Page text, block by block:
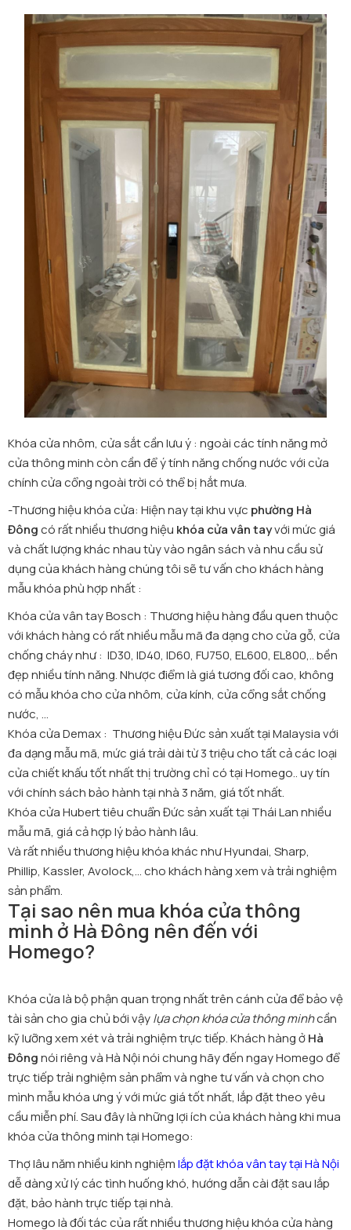
Khóa cửa nhôm, cửa sắt cần lưu ý : ngoài các tính năng mở
cửa thông minh còn cần để ý tính năng chống nước với cửa
chính cửa cổng ngoài trời có thể bị hắt mưa.
-Thương hiệu khóa cửa: Hiện nay tại khu vực phường Hà
Đôngcó rất nhiều thương hiệu khóa cửa vân tayvới mức giá
và chất lượng khác nhau tùy vào ngân sách và nhu cầu sử
dụng của khách hàng chúng tôi sẽ tư vấn cho khách hàng
mẫu khóa phù hợp nhất :
Khóa cửa vân tay Bosch : Thương hiệu hàng đầu quen thuộc
với khách hàng có rất nhiều mẫu mã đa dạng cho cửa gỗ, cửa
chống cháy như : ID30, ID40, ID60, FU750, EL600, EL800,.. bền
đẹp nhiều tính năng. Nhược điểm là giá tương đối cao, không
có mẫu khóa cho cửa nhôm, cửa kính, cửa cổng sắt chống
nước, ...
Khóa cửa Demax : Thương hiệu Đức sản xuất tại Malaysia với
đa dạng mẫu mã, mức giá trải dài từ 3 triệu cho tất cả các loại
cửa chiết khấu tốt nhất thị trường chỉ có tại Homego.. uy tín
với chính sách bảo hành tại nhà 3 năm, giá tốt nhất.
Khóa cửa Hubert tiêu chuẩn Đức sản xuất tại Thái Lan nhiều
mẫu mã, giá cả hợp lý bảo hành lâu.
Và rất nhiều thương hiệu khóa khác như Hyundai, Sharp,
Phillip, Kassler, Avolock,... cho khách hàng xem và trải nghiệm
sản phẩm.
Tại sao nên mua khóa cửa thông
minh ở Hà Đông nên đến với
Homego?
Khóa cửa là bộ phận quan trọng nhất trên cánh cửa để bảo vệ
tài sản cho gia chủ bới vậylựa chọn khóa cửa thông minhcần
kỹ lưỡng xem xét và trải nghiệm trực tiếp. Khách hàng ởHà
Đôngnói riêng và Hà Nội nói chung hãy đến ngay Homego để
trực tiếp trải nghiệm sản phẩm và nghe tư vấn và chọn cho
mình mẫu khóa ưng ý với mức giá tốt nhất, lắp đặt theo yêu
cầu miễn phí. Sau đây là những lợi ích của khách hàng khi mua
khóa cửa thông minh tại Homego:
Thợ lâu năm nhiều kinh nghiệmlắp đặt khóa vân tay tại Hà Nội
dễ dàng xử lý các tình huống khó, hướng dẫn cài đặt sau lắp
đặt, bảo hành trực tiếp tại nhà.
Homego là đối tác của rất nhiều thương hiệu khóa cửa hàng